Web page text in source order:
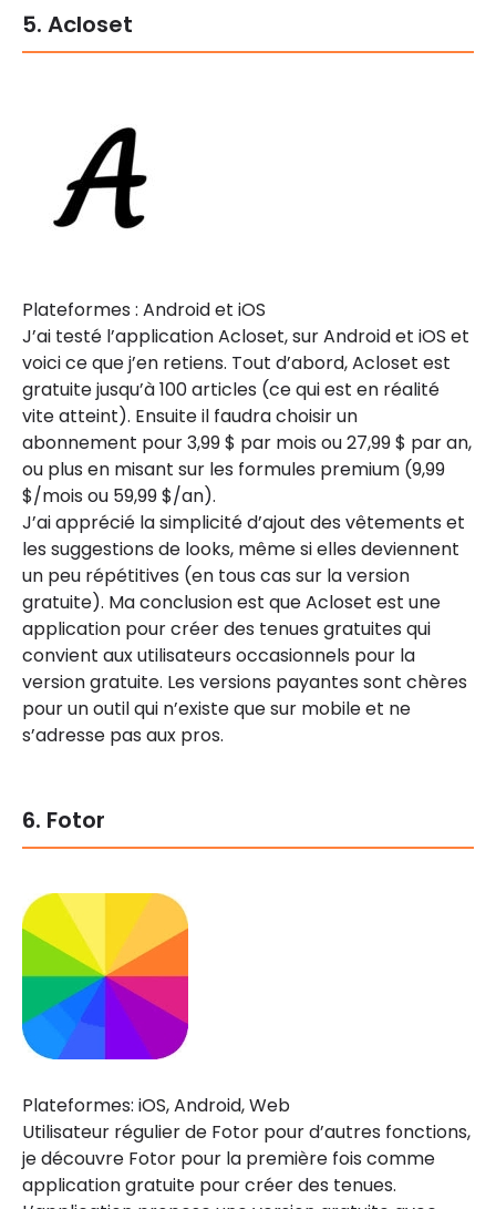
5. Acloset
Plateformes : Android et iOS
J’ai testé l’application Acloset, sur Android et iOS et
voici ce que j’en retiens. Tout d’abord, Acloset est
gratuite jusqu’à 100 articles (ce qui est en réalité
vite atteint). Ensuite il faudra choisir un
abonnement pour 3,99 $ par mois ou 27,99 $ par an,
ou plus en misant sur les formules premium (9,99
$/mois ou 59,99 $/an).
J’ai apprécié la simplicité d’ajout des vêtements et
les suggestions de looks, même si elles deviennent
un peu répétitives (en tous cas sur la version
gratuite). Ma conclusion est que Acloset est une
application pour créer des tenues gratuites qui
convient aux utilisateurs occasionnels pour la
version gratuite. Les versions payantes sont chères
pour un outil qui n’existe que sur mobile et ne
s’adresse pas aux pros.
6. Fotor
Plateformes: iOS, Android, Web
Utilisateur régulier de Fotor pour d’autres fonctions,
je découvre Fotor pour la première fois comme
application gratuite pour créer des tenues.